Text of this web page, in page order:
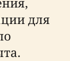
для